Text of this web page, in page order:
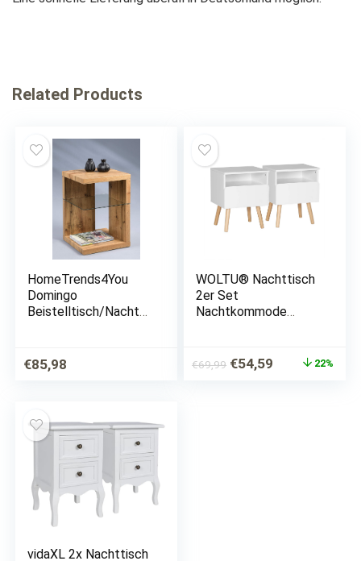
Related Products
HomeTrends4You
Domingo
Beistelltisch/Nachtti
Wildeiche,
40x40x60cm
€85,98
WOLTU® Nachttisch
2er Set
Nachtkommode
Sofatisch, mit
€69,99 Ursprünglicher
€54,59 Aktueller
22%
vidaXL 2x Nachttisch